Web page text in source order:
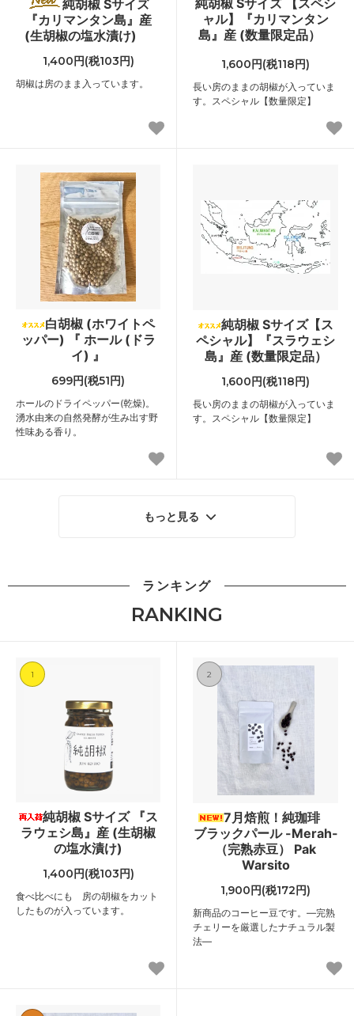
純胡椒 Sサイズ
『カリマンタン島』産
(生胡椒の塩水漬け)
1,400円(税103円)
胡椒は房のまま入っています。
ャル】『カリマンタン
島』産 (数量限定品）
1,600円(税118円)
長い房のままの胡椒が入っていま
す。スペシャル【数量限定】
白胡椒 (ホワイトペ
ッパー) 『 ホール (ドラ
イ) 』
699円(税51円)
ホールのドライペッパー(乾燥)。
湧水由来の自然発酵が生み出す野
性味ある香り。
純胡椒 Sサイズ【ス
ペシャル】『スラウェシ
島』産 (数量限定品）
1,600円(税118円)
長い房のままの胡椒が入っていま
す。スペシャル【数量限定】
もっと見る
ランキング
RANKING
1
純胡椒 Sサイズ 『ス
ラウェシ島』産 (生胡椒
の塩水漬け)
1,400円(税103円)
食べ比べにも 房の胡椒をカット
したものが入っています。
2
7月焙煎！純珈琲
ブラックパール -Merah-
（完熟赤豆） Pak
Warsito
1,900円(税172円)
新商品のコーヒー豆です。―完熟
チェリーを厳選したナチュラル製
法―